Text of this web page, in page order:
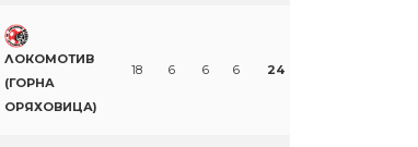
ЛОКОМОТИВ
(ГОРНА
ОРЯХОВИЦА)
18 6 6 6 24